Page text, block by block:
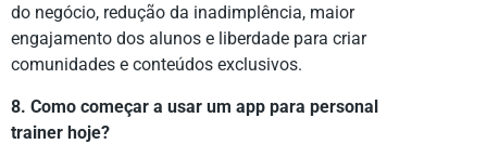
do negócio, redução da inadimplência, maior
engajamento dos alunos e liberdade para criar
comunidades e conteúdos exclusivos.
8. Como começar a usar um app para personal
trainer hoje?